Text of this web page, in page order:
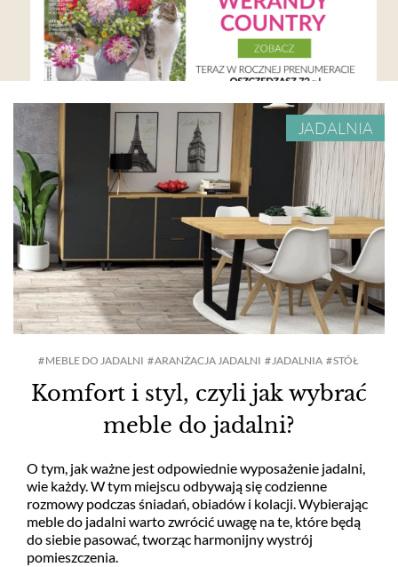
JADALNIA
Komfort i styl, czyli jak wybrać
meble do jadalni?
O tym, jak ważne jest odpowiednie wyposażenie jadalni,
wie każdy. W tym miejscu odbywają się codzienne
rozmowy podczas śniadań, obiadów i kolacji. Wybierając
meble do jadalni warto zwrócić uwagę na te, które będą
do siebie pasować, tworząc harmonijny wystrój
pomieszczenia.
MEBLE DO JADALNI ARANŻACJA JADALNI JADALNIA STÓŁ